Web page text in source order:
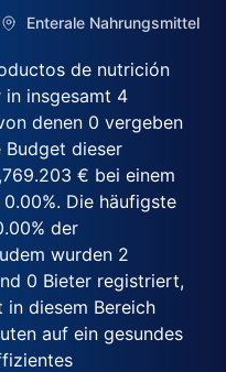
Enterale Nahrungsmittel
de nutrición
insgesamt 4
denen 0 vergeben
dieser
€ bei einem
Die häufigste
der
wurden 2
0 Bieter registriert,
diesem Bereich
auf ein gesundes